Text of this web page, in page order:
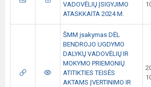
VADOVĖLIŲ ĮSIGYJIMO
ATASKKAITA 2024 M.
ŠMM įsakymas DĖL
BENDROJO UGDYMO
DALYKŲ VADOVĖLIŲ IR
MOKYMO PRIEMONIŲ
ATITIKTIES TEISĖS
AKTAMS ĮVERTINIMO IR